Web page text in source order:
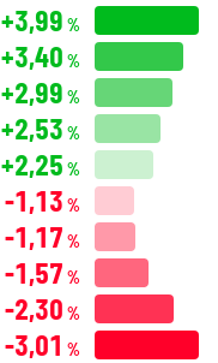
+3,99 %
+3,40 %
+2,99 %
+2,53 %
+2,25 %
-1,13 %
-1,17 %
-1,57 %
-2,30 %
-3,01 %